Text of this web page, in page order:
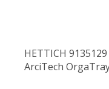
HETTICH 9135129
ArciTech